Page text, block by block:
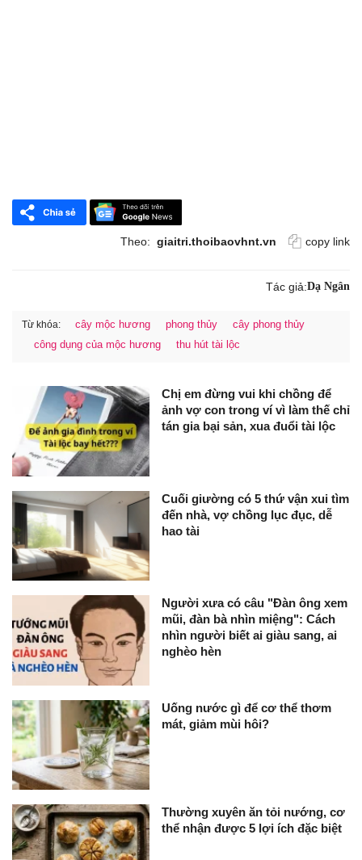
Theo: giaitri.thoibaovhnt.vn copy link
Tác giả:Dạ Ngân
Từ khóa: cây mộc hương phong thủy
cây phong thủy
công dụng của mộc hương
thu hút tài lộc
Chị em đừng vui khi chồng để
ảnh vợ con trong ví vì làm thế chỉ
tán gia bại sản, xua đuổi tài lộc
Cuối giường có 5 thứ vận xui tìm
đến nhà, vợ chồng lục đục, dễ
hao tài
Người xưa có câu "Đàn ông xem
mũi, đàn bà nhìn miệng": Cách
nhìn người biết ai giàu sang, ai
nghèo hèn
Uống nước gì để cơ thể thơm
mát, giảm mùi hôi?
Thường xuyên ăn tỏi nướng, cơ
thể nhận được 5 lợi ích đặc biệt